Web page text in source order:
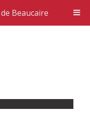
Beaucaire